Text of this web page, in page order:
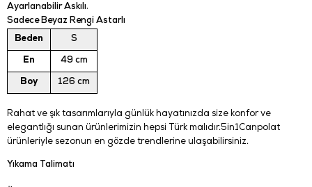
Ayarlanabilir Askılı.
Sadece Beyaz Rengi Astarlı
Beden
S
En 49 cm
Boy 126 cm
Rahat ve şık tasarımlarıyla günlük hayatınızda size konfor ve
elegantlığı sunan ürünlerimizin hepsi Türk malıdır.5in1Canpolat
ürünleriyle sezonun en gözde trendlerine ulaşabilirsiniz.
Yıkama Talimatı